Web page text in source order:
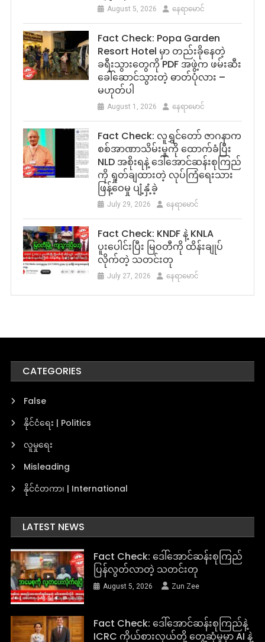
August 5, 2026 နေရာမောင်
Fact Check: Popa Garden
Resort Hotel မှာ တည်းခိုနေတဲ့
ခရီးသွားတွေကို PDF အဖွဲ့က ဖမ်းဆီး
ခေါ်ဆောင်သွားတဲ့ ဓာတ်ပုံလား –
မဟုတ်ပါ
August 1, 2026 နေရာမောင်
Fact Check: လူရွှင်တော် ဇာဂနာက
စစ်အာဏာသိမ်းမှုကို ထောက်ခံပြီး
NLD အစိုးရနဲ့ ဒေါ်အောင်ဆန်းစုကြည်
ကို ရှုတ်ချထားတဲ့ လုပ်ကြံရေးသား
ဖြန့်ဝေမှု ပျံ့နှံ့ခဲ့
July 29, 2026 နေရာမောင်
Fact Check: KNDF နဲ့ KNLA
ပူးပေါင်းပြီး မြဝတီကို ထိန်းချုပ်
လိုက်တဲ့ သတင်းတု
July 27, 2026 နေရာမောင်
CATEGORIES
False
နိုင်ငံရေး | Politics
လူမှုရေး
Misleading
နိုင်ငံတကာ၊ | International
LATEST NEWS
Fact Check: ဒေါ်အောင်ဆန်းစုကြည်
ပြန်လွတ်လာတဲ့ သတင်းတု
August 5, 2026 Zun Zee
Fact Check: ဒေါ်အောင်ဆန်းစုကြည်နဲ့
ICRC ကိုယ်စားလှယ်တို့ တွေ့ဆုံမှုမှာ AI နဲ့